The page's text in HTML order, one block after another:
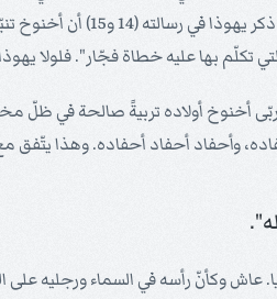
هذا السؤال قائلاً
تكلّم بها عليه خطاة فجّار". فلولا
ربّى أخنوخ أولاده تربيةً صالحة في ظلّ
وأحفاد أحفاد أحفاده. وهذا يتّفق مع
عاش وكأنّ رأسه في السماء ورجليه